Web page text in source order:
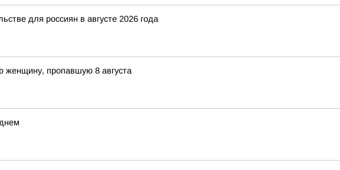
для россиян в августе 2026 года
женщину, пропавшую 8 августа